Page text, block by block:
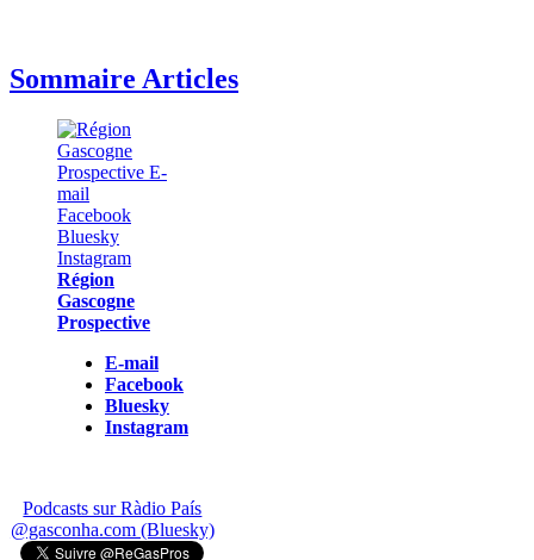
Sommaire Articles
Région
Gascogne
Prospective
E-mail
Facebook
Bluesky
Instagram
Podcasts sur Ràdio País
@gasconha.com (Bluesky)